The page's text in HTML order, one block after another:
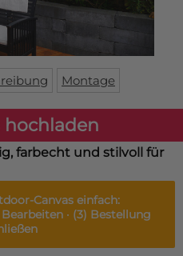
Montage
hochladen
farbecht und stilvoll für
Canvas einfach:
Bearbeiten · (3) Bestellung